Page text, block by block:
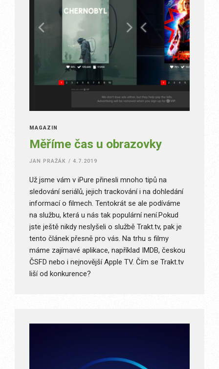
MAGAZÍN
Měříme čas u obrazovky
JAN PRAŽÁK / 4.7.2019
Už jsme vám v iPure přinesli mnoho tipů na
sledování seriálů, jejich trackování i na dohledání
informací o filmech. Tentokrát se ale podíváme
na službu, která u nás tak populární není.Pokud
jste ještě nikdy neslyšeli o službě Trakt.tv, pak je
tento článek přesně pro vás. Na trhu s filmy
máme zajímavé aplikace, například IMDB, českou
ČSFD nebo i nejnovější Apple TV. Čím se Trakt.tv
liší od konkurence?